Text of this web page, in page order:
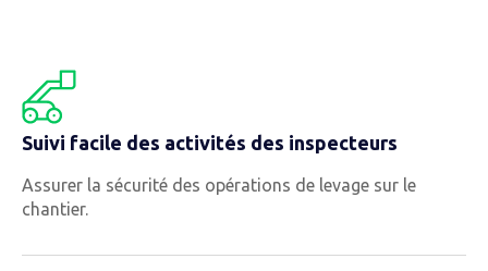
Suivi facile des activités des inspecteurs
Assurer la sécurité des opérations de levage sur le
chantier.